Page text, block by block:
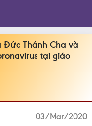
Đức Thánh Cha và
tại giáo
03/Mar/2020